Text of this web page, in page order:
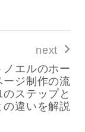
next
エルのホー
ージ制作の流
のステップと
違いを解説